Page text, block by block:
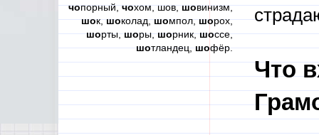
чопорный,чохом, шов,шовинизм,
шок,шоколад,шомпол,шорох,
шорты,шоры,шорник,шоссе,
шотландец,шофёр.
Что